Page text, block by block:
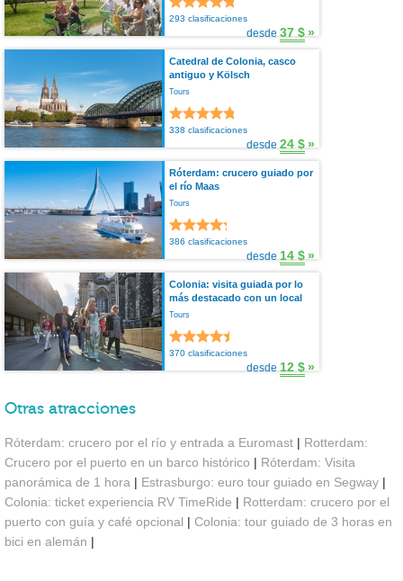
293 clasificaciones
desde 37 $»
Catedral de Colonia, casco
antiguo y Kölsch
Tours
338 clasificaciones
desde 24 $»
Róterdam: crucero guiado por
el río Maas
Tours
386 clasificaciones
desde 14 $»
Colonia: visita guiada por lo
más destacado con un local
Tours
370 clasificaciones
desde 12 $»
Otras atracciones
Róterdam: crucero por el río y entrada a Euromast | Rotterdam:
Crucero por el puerto en un barco histórico | Róterdam: Visita
panorámica de 1 hora | Estrasburgo: euro tour guiado en Segway |
Colonia: ticket experiencia RV TimeRide | Rotterdam: crucero por el
puerto con guía y café opcional | Colonia: tour guiado de 3 horas en
bici en alemán |